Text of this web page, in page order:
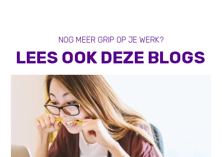
NOG MEER GRIP OP JE WERK?
LEES OOK DEZE BLOGS